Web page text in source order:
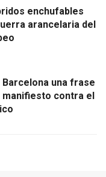
enchufables
arancelaria del
una frase
manifiesto contra el